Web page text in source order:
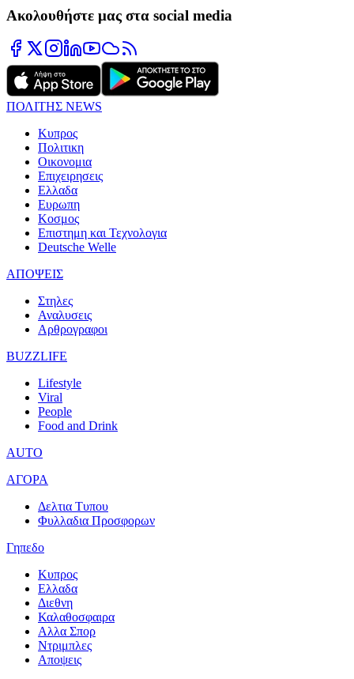
Ακολουθήστε μας στα social media
ΠΟΛΙΤΗΣ NEWS
Κυπρος
Πολιτικη
Οικονομια
Επιχειρησεις
Ελλαδα
Ευρωπη
Κοσμος
Επιστημη και Τεχνολογια
Deutsche Welle
ΑΠΟΨΕΙΣ
Στηλες
Αναλυσεις
Αρθρογραφοι
BUZZLIFE
Lifestyle
Viral
People
Food and Drink
AUTO
ΑΓΟΡΑ
Δελτια Τυπου
Φυλλαδια Προσφορων
Γηπεδο
Κυπρος
Ελλαδα
Διεθνη
Καλαθοσφαιρα
Αλλα Σπορ
Ντριμπλες
Αποψεις